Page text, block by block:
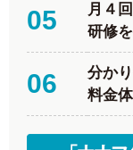
05
月４
研修
06
分か
料金